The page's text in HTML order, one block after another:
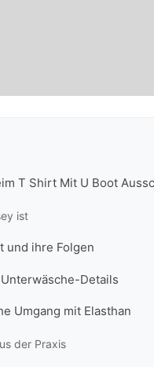
T Shirt Mit U Boot
ist
und ihre Folgen
Details
Umgang mit Elasthan
der Praxis